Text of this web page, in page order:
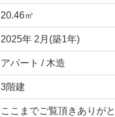
20.46㎡
2025年 2月(築1年)
アパート / 木造
3階建
ここまでご覧頂きありが